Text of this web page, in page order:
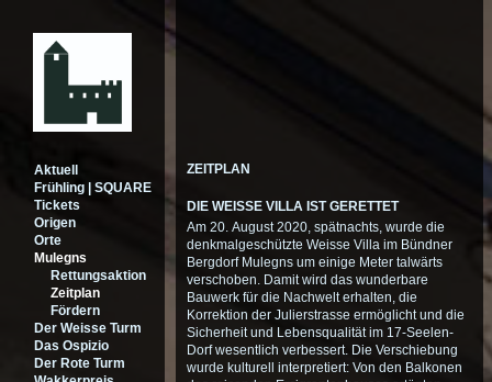
Aktuell
Frühling | SQUARE
Tickets
Origen
Orte
Mulegns
Rettungsaktion
Zeitplan
Fördern
Der Weisse Turm
Das Ospizio
Der Rote Turm
ZEITPLAN
DIE WEISSE VILLA IST GERETTET
Am 20. August 2020, spätnachts, wurde die
denkmalgeschützte Weisse Villa im Bündner
Bergdorf Mulegns um einige Meter talwärts
verschoben. Damit wird das wunderbare
Bauwerk für die Nachwelt erhalten, die
Korrektion der Julierstrasse ermöglicht und die
Sicherheit und Lebensqualität im 17-Seelen-
Dorf wesentlich verbessert. Die Verschiebung
wurde kulturell interpretiert: Von den Balkonen